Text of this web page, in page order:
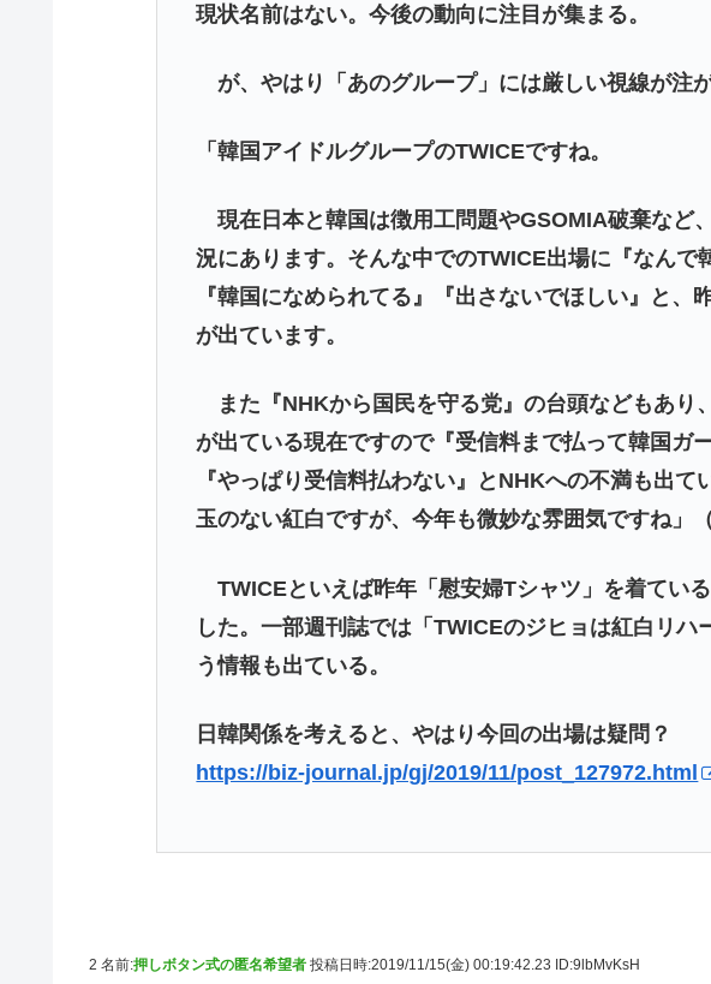
現状名前はない。今後の動向に注目が集まる。
が、やはり「あのグループ」には厳しい視線が注が
「韓国アイドルグループのTWICEですね。
現在日本と韓国は徴用工問題やGSOMIA破棄など
況にあります。そんな中でのTWICE出場に『なんで
『韓国になめられてる』『出さないでほしい』と、
が出ています。
また『NHKから国民を守る党』の台頭などもあり
が出ている現在ですので『受信料まで払って韓国ガ
『やっぱり受信料払わない』とNHKへの不満も出て
玉のない紅白ですが、今年も微妙な雰囲気ですね」（
TWICEといえば昨年「慰安婦Tシャツ」を着てい
した。一部週刊誌では「TWICEのジヒョは紅白リハ
う情報も出ている。
日韓関係を考えると、やはり今回の出場は疑問？
https://biz-journal.jp/gj/2019/11/post_127972.html
2 名前:押しボタン式の匿名希望者 投稿日時:2019/11/15(金) 00:19:42.23 ID:9lbMvKsH